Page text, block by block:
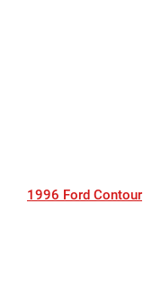
1996 Ford Contour